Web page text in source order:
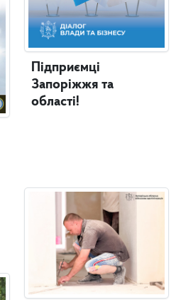
Підприємці
Запоріжжя та
області!